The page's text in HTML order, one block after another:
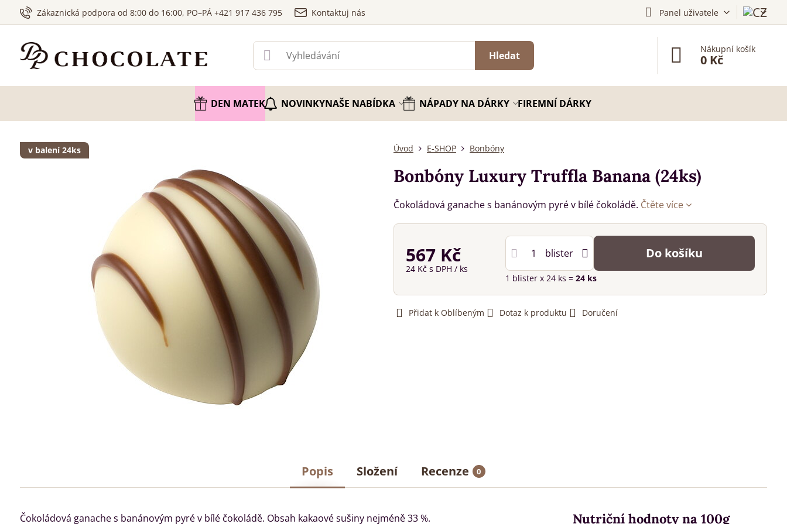
Zákaznická podpora od 8:00 do 16:00, PO–PÁ +421 917 436 795 Kontaktuj nás Panel uživatele
Hledat
Nákupní košík
0 Kč
DEN MATEK NOVINKYNAŠE NABÍDKA NÁPADY NA DÁRKY FIREMNÍ DÁRKY
v balení 24ks Úvod E-SHOP Bonbóny
Bonbóny Luxury Truffla Banana (24ks)
Čokoládová ganache s banánovým pyré v bílé čokoládě. Čtěte více
567 Kč
24 Kč s DPH / ks
blister Do košíku
1 blisterx 24 ks =24 ks
Přidat k Oblíbeným Dotaz k produktu Doručení
Popis Složení Recenze 0
Čokoládová ganache s banánovým pyré v bílé čokoládě. Obsah kakaové sušiny nejméně 33 %.
Nutriční hodnoty na 100g